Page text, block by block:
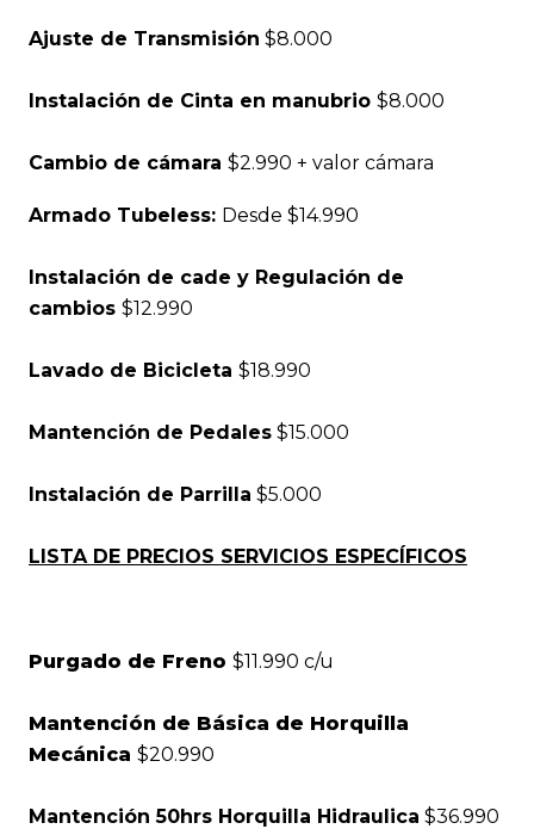
Ajuste de Transmisión $8.000
Instalación de Cinta en manubrio $8.000
Cambio de cámara $2.990 + valor cámara
Armado Tubeless: Desde $14.990
Instalación de cade y Regulación de
cambios $12.990
Lavado de Bicicleta $18.990
Mantención de Pedales $15.000
Instalación de Parrilla $5.000
LISTA DE PRECIOS SERVICIOS ESPECÍFICOS
Purgado de Freno $11.990 c/u
Mantención de Básica de Horquilla
Mecánica $20.990
Mantención 50hrs Horquilla Hidraulica $36.990